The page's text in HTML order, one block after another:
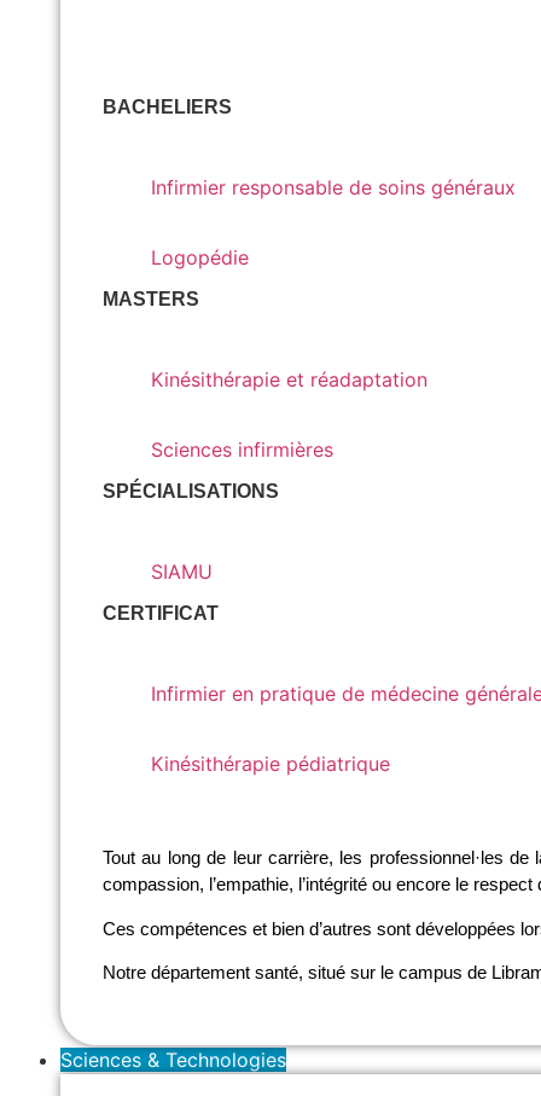
BACHELIERS
Infirmier responsable de soins généraux
Logopédie
MASTERS
Kinésithérapie et réadaptation
Sciences infirmières
SPÉCIALISATIONS
SIAMU
CERTIFICAT
Infirmier en pratique de médecine
Kinésithérapie pédiatrique
Tout au long de leur carrière, les professionnel·les
compassion, l’empathie, l’intégrité ou encore le
Ces compétences et bien d’autres sont développées
Notre département santé, situé sur le campus de
Sciences & Technologies